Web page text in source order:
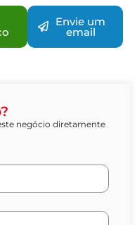
Envie um
email
negócio diretamente